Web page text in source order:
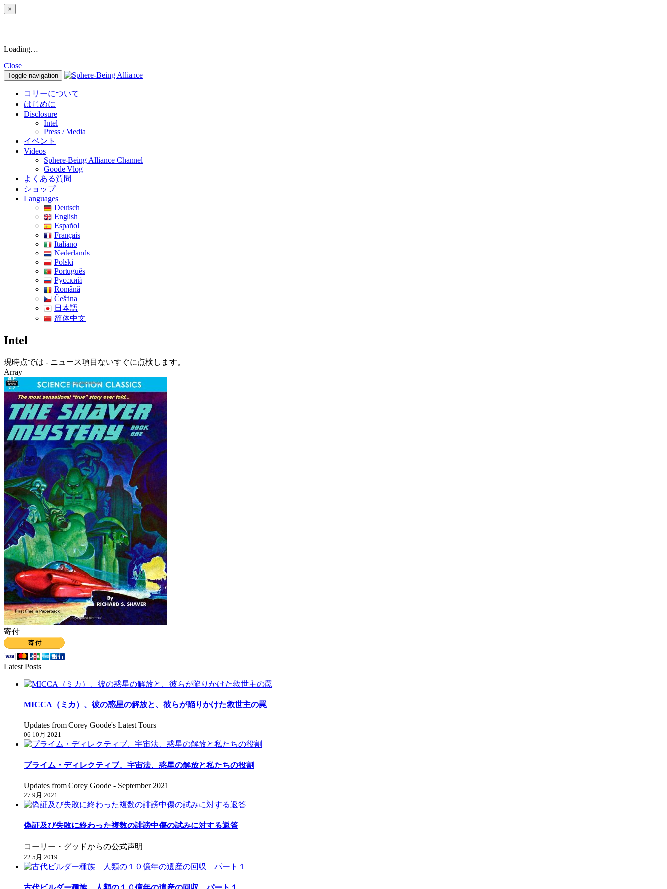
×
Loading…
Close
Toggle navigation
コリーについて
はじめに
Disclosure
Intel
Press / Media
イベント
Videos
Sphere-Being Alliance Channel
Goode Vlog
よくある質問
ショップ
Languages
Deutsch
English
Español
Français
Italiano
Nederlands
Polski
Português
Pусский
Română
Čeština
日本語
简体中文
Intel
現時点では - ニュース項目ないすぐに点検します。
Array
寄付
Latest Posts
MICCA（ミカ）、彼の惑星の解放と、彼らが陥りかけた救世主の罠
Updates from Corey Goode's Latest Tours
06 10月 2021
プライム・ディレクティブ、宇宙法、惑星の解放と私たちの役割
Updates from Corey Goode - September 2021
27 9月 2021
偽証及び失敗に終わった複数の誹謗中傷の試みに対する返答
コーリー・グッドからの公式声明
22 5月 2019
古代ビルダー種族 人類の１０億年の遺産の回収 パート１